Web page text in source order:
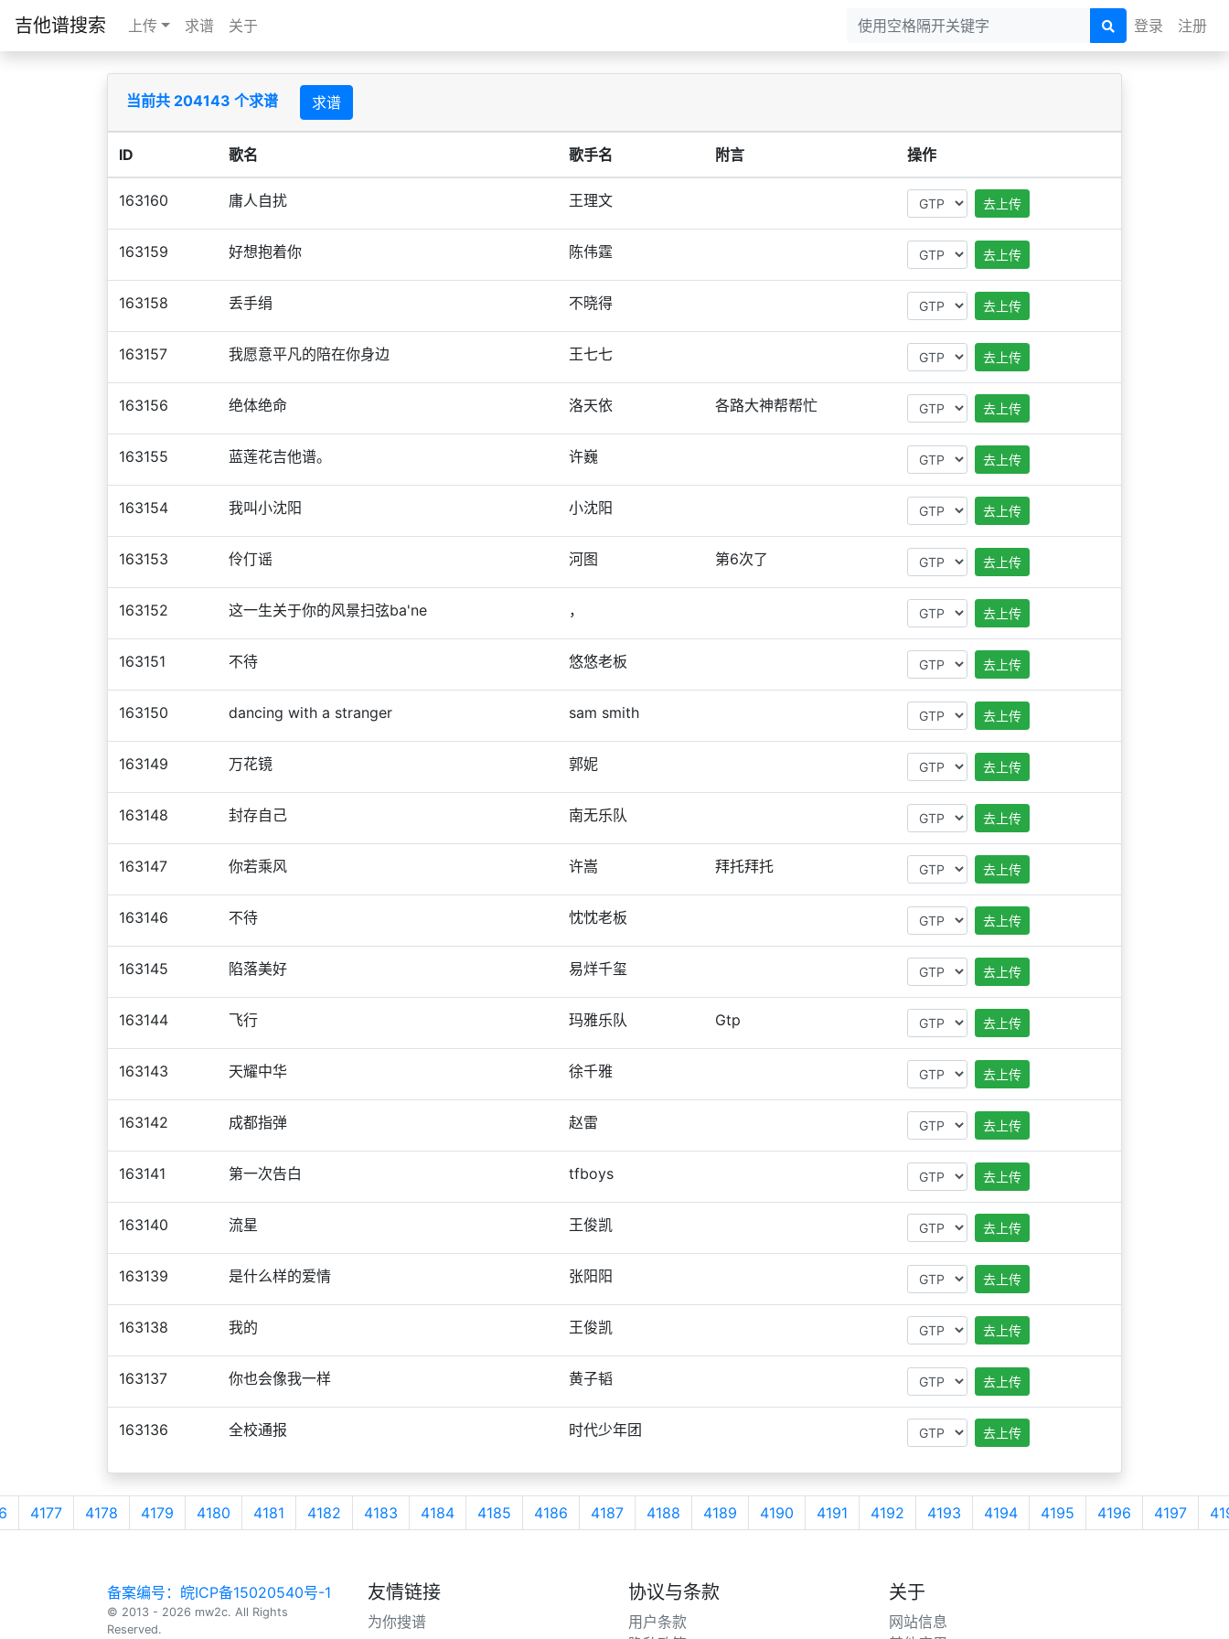
吉他谱搜索 上传 求谱 关于 登录 注册
当前共 204143 个求谱 求谱
ID 歌名 歌手名 附言 操作
163160 庸人自扰 王理文 去上传
163159 好想抱着你 陈伟霆 去上传
163158 丢手绢 不晓得 去上传
163157 我愿意平凡的陪在你身边 王七七 去上传
163156 绝体绝命 洛天依 各路大神帮帮忙 去上传
163155 蓝莲花吉他谱。 许巍 去上传
163154 我叫小沈阳 小沈阳 去上传
163153 伶仃谣 河图 第6次了 去上传
163152 这一生关于你的风景扫弦ba'ne ， 去上传
163151 不待 悠悠老板 去上传
163150 dancing with a stranger sam smith 去上传
163149 万花镜 郭妮 去上传
163148 封存自己 南无乐队 去上传
163147 你若乘风 许嵩 拜托拜托 去上传
163146 不待 忱忱老板 去上传
163145 陷落美好 易烊千玺 去上传
163144 飞行 玛雅乐队 Gtp 去上传
163143 天耀中华 徐千雅 去上传
163142 成都指弹 赵雷 去上传
163141 第一次告白 tfboys 去上传
163140 流星 王俊凯 去上传
163139 是什么样的爱情 张阳阳 去上传
163138 我的 王俊凯 去上传
163137 你也会像我一样 黄子韬 去上传
163136 全校通报 时代少年团 去上传
4177 4178 4179 4180 4181 4182 4183 4184 4185 4186 4187 4188 4189 4190 4191 4192 4193 4194 4195 4196 4197
备案编号：皖ICP备15020540号-1
© 2013 - 2026 mw2c. All Rights
Reserved.
友情链接
为你搜谱
协议与条款
用户条款
关于
网站信息